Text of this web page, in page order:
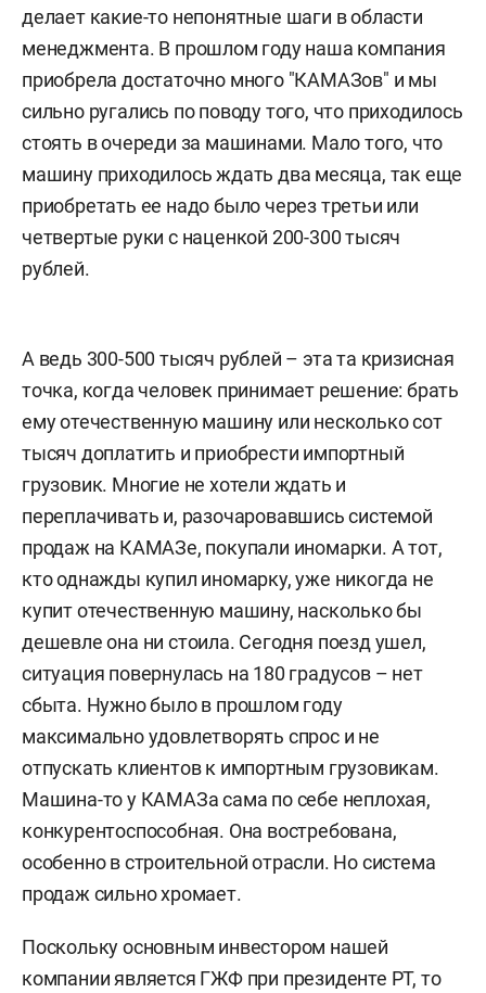
делает какие-то непонятные шаги в области
менеджмента. В прошлом году наша компания
приобрела достаточно много "КАМАЗов" и мы
сильно ругались по поводу того, что приходилось
стоять в очереди за машинами. Мало того, что
машину приходилось ждать два месяца, так еще
приобретать ее надо было через третьи или
четвертые руки с наценкой 200-300 тысяч
рублей.
А ведь 300-500 тысяч рублей – эта та кризисная
точка, когда человек принимает решение: брать
ему отечественную машину или несколько сот
тысяч доплатить и приобрести импортный
грузовик. Многие не хотели ждать и
переплачивать и, разочаровавшись системой
продаж на КАМАЗе, покупали иномарки. А тот,
кто однажды купил иномарку, уже никогда не
купит отечественную машину, насколько бы
дешевле она ни стоила. Сегодня поезд ушел,
ситуация повернулась на 180 градусов – нет
сбыта. Нужно было в прошлом году
максимально удовлетворять спрос и не
отпускать клиентов к импортным грузовикам.
Машина-то у КАМАЗа сама по себе неплохая,
конкурентоспособная. Она востребована,
особенно в строительной отрасли. Но система
продаж сильно хромает.
Поскольку основным инвестором нашей
компании является ГЖФ при президенте РТ, то